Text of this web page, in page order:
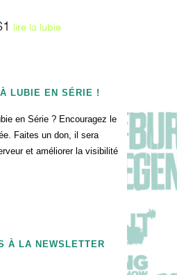
lire la lubie
LUBIE EN SÉRIE !
en Série ? Encouragez le
Faites un don, il sera
et améliorer la visibilité
À LA NEWSLETTER